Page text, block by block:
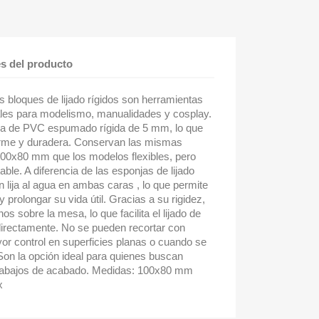
del producto
bloques de lijado rígidos son herramientas
para modelismo, manualidades y cosplay.
de PVC espumado rígida de 5 mm, lo que
y duradera. Conservan las mismas
mm que los modelos flexibles, pero
A diferencia de las esponjas de lijado
lija al agua en ambas caras , lo que permite
prolongar su vida útil. Gracias a su rigidez,
sobre la mesa, lo que facilita el lijado de
No se pueden recortar con
control en superficies planas o cuando se
la opción ideal para quienes buscan
de acabado. Medidas: 100x80 mm